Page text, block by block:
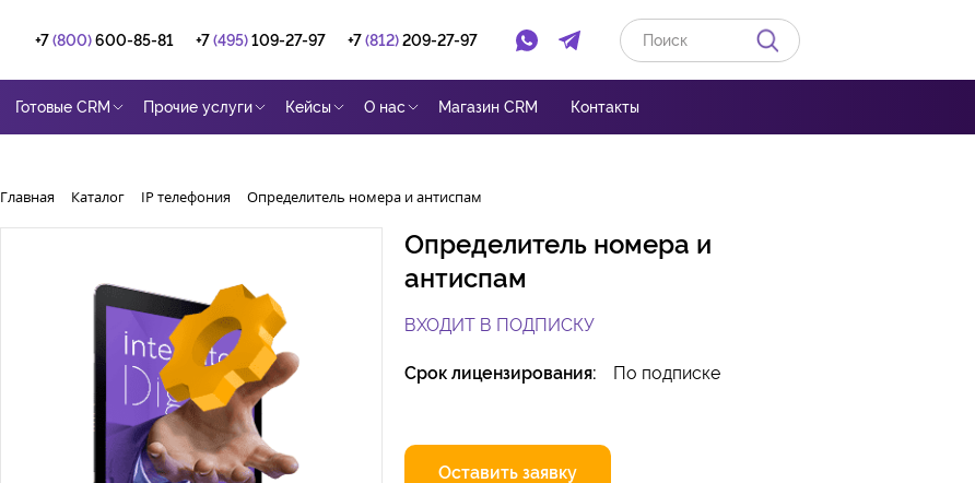
+7(800)600-85-81 +7(495)109-27-97 +7(812)209-27-97
Готовые CRM Прочие услуги Кейсы О нас Магазин CRM Контакты
Главная Каталог IP телефония Определитель номера и антиспам
Определитель номера и
антиспам
ВХОДИТ В ПОДПИСКУ
Срок лицензирования: По подписке
Оставить заявку